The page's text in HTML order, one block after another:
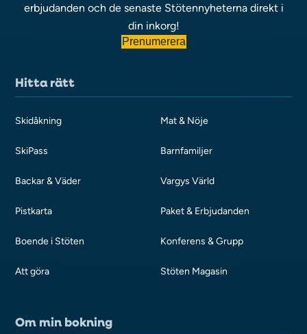
erbjudanden och de senaste Stötennyheterna direkt i
din inkorg!
Prenumerera
Hitta rätt
Skidåkning
SkiPass
Backar & Väder
Pistkarta
Boende i Stöten
Att göra
Mat & Nöje
Barnfamiljer
Vargys Värld
Paket & Erbjudanden
Konferens & Grupp
Stöten Magasin
Om min bokning